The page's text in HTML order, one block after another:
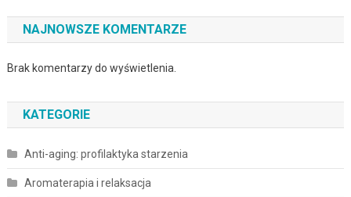
NAJNOWSZE KOMENTARZE
Brak komentarzy do wyświetlenia.
KATEGORIE
Anti-aging: profilaktyka starzenia
Aromaterapia i relaksacja